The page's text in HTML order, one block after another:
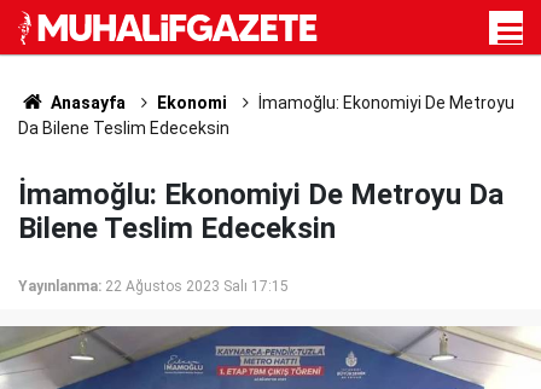
Anasayfa Ekonomi
İmamoğlu: Ekonomiyi De Metroyu
Da Bilene Teslim Edeceksin
İmamoğlu: Ekonomiyi De Metroyu Da
Bilene Teslim Edeceksin
Yayınlanma: 22 Ağustos 2023 Salı 17:15